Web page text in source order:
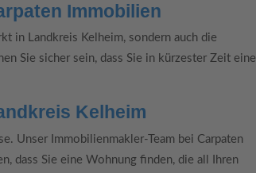
Immobilien
in Landkreis Kelheim, sondern auch die
Sie sicher sein, dass Sie in kürzester Zeit eine
Kelheim
Unser Immobilienmakler-Team bei Carpaten
dass Sie eine Wohnung finden, die all Ihren